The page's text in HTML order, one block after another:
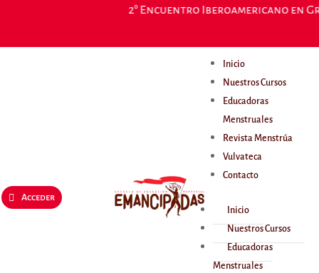
2° Encuentro Iberoamericano en
Acceder
Inicio
Nuestros Cursos
Educadoras
Menstruales
Revista Menstrúa
Vulvateca
Contacto
Inicio
Nuestros Cursos
Educadoras
Menstruales